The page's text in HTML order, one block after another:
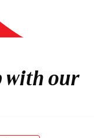
with our